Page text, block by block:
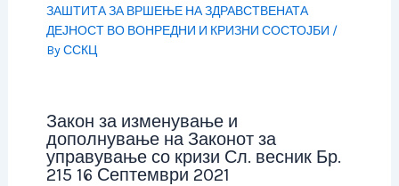
ЗАШТИТА ЗА ВРШЕЊЕ НА ЗДРАВСТВЕНАТА
ДЕЈНОСТ ВО ВОНРЕДНИ И КРИЗНИ СОСТОЈБИ /
ByССКЦ
Закон за изменување и
дополнување на Законот за
управување со кризи Сл. весник Бр.
215 16 Септември 2021